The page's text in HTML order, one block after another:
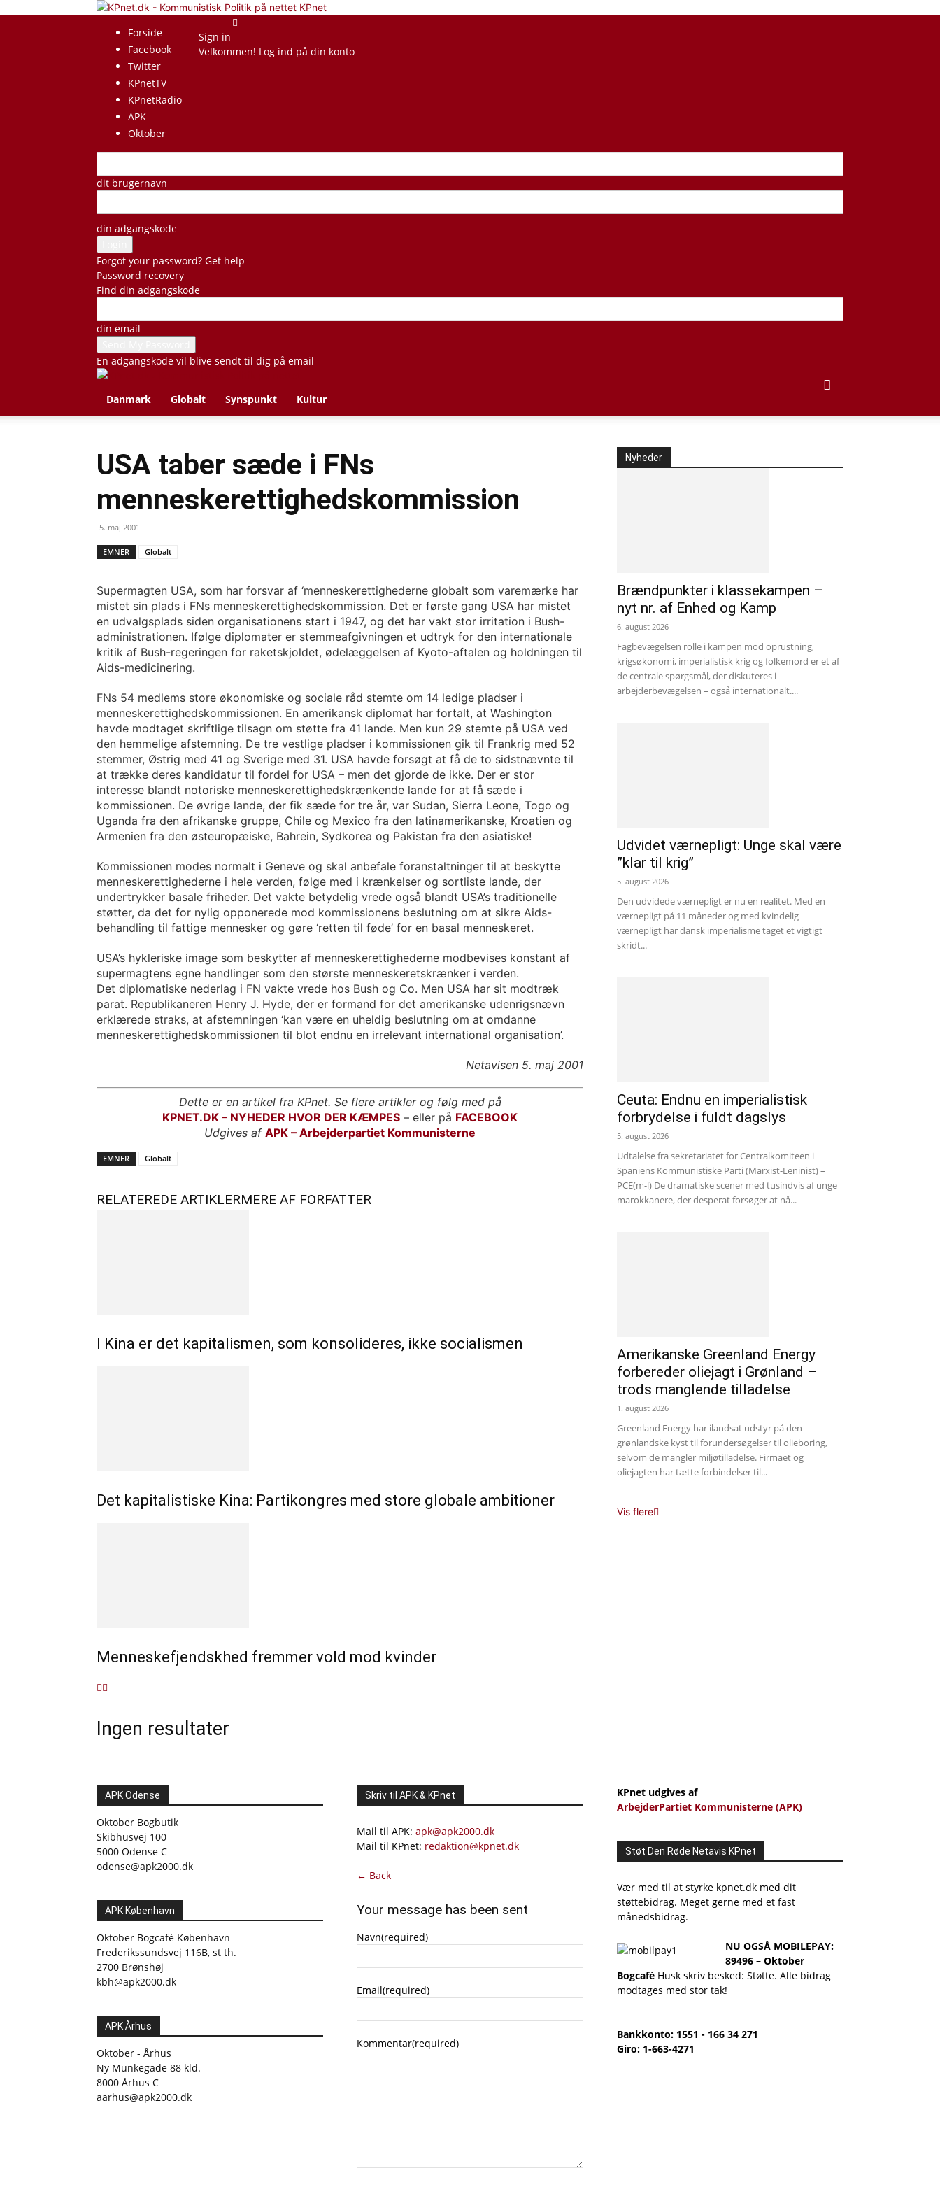
KPnet
Forside
Facebook
Twitter
KPnetTV
KPnetRadio
APK
Oktober
Sign in
Velkommen! Log ind på din konto
dit brugernavn
din adgangskode
Forgot your password? Get help
Password recovery
Find din adgangskode
din email
En adgangskode vil blive sendt til dig på email
Danmark Globalt Synspunkt Kultur
USA taber sæde i FNs
menneskerettighedskommission
5. maj 2001
EMNER Globalt
Supermagten USA, som har forsvar af ‘menneskerettighederne globalt som varemærke har
mistet sin plads i FNs menneskerettighedskommission. Det er første gang USA har mistet
en udvalgsplads siden organisationens start i 1947, og det har vakt stor irritation i Bush-
administrationen. Ifølge diplomater er stemmeafgivningen et udtryk for den internationale
kritik af Bush-regeringen for raketskjoldet, ødelæggelsen af Kyoto-aftalen og holdningen til
Aids-medicinering.
FNs 54 medlems store økonomiske og sociale råd stemte om 14 ledige pladser i
menneskerettighedskommissionen. En amerikansk diplomat har fortalt, at Washington
havde modtaget skriftlige tilsagn om støtte fra 41 lande. Men kun 29 stemte på USA ved
den hemmelige afstemning. De tre vestlige pladser i kommissionen gik til Frankrig med 52
stemmer, Østrig med 41 og Sverige med 31. USA havde forsøgt at få de to sidstnævnte til
at trække deres kandidatur til fordel for USA – men det gjorde de ikke. Der er stor
interesse blandt notoriske menneskerettighedskrænkende lande for at få sæde i
kommissionen. De øvrige lande, der fik sæde for tre år, var Sudan, Sierra Leone, Togo og
Uganda fra den afrikanske gruppe, Chile og Mexico fra den latinamerikanske, Kroatien og
Armenien fra den østeuropæiske, Bahrein, Sydkorea og Pakistan fra den asiatiske!
Kommissionen modes normalt i Geneve og skal anbefale foranstaltninger til at beskytte
menneskerettighederne i hele verden, følge med i krænkelser og sortliste lande, der
undertrykker basale friheder. Det vakte betydelig vrede også blandt USA’s traditionelle
støtter, da det for nylig opponerede mod kommissionens beslutning om at sikre Aids-
behandling til fattige mennesker og gøre ‘retten til føde’ for en basal menneskeret.
USA’s hykleriske image som beskytter af menneskerettighederne modbevises konstant af
supermagtens egne handlinger som den største menneskeretskrænker i verden.
Det diplomatiske nederlag i FN vakte vrede hos Bush og Co. Men USA har sit modtræk
parat. Republikaneren Henry J. Hyde, der er formand for det amerikanske udenrigsnævn
erklærede straks, at afstemningen ‘kan være en uheldig beslutning om at omdanne
menneskerettighedskommissionen til blot endnu en irrelevant international organisation’.
Netavisen 5. maj 2001
Dette er en artikel fra KPnet. Se flere artikler og følg med på
KPNET.DK – NYHEDER HVOR DER KÆMPES – eller på FACEBOOK
Udgives af APK – Arbejderpartiet Kommunisterne
EMNER Globalt
RELATEREDE ARTIKLERMERE AF FORFATTER
I Kina er det kapitalismen, som konsolideres, ikke socialismen
Det kapitalistiske Kina: Partikongres med store globale ambitioner
Menneskefjendskhed fremmer vold mod kvinder
Ingen resultater
Nyheder
Brændpunkter i klassekampen –
nyt nr. af Enhed og Kamp
6. august 2026
Fagbevægelsen rolle i kampen mod oprustning,
krigsøkonomi, imperialistisk krig og folkemord er et af
de centrale spørgsmål, der diskuteres i
arbejderbevægelsen – også internationalt....
Udvidet værnepligt: Unge skal være
”klar til krig”
5. august 2026
Den udvidede værnepligt er nu en realitet. Med en
værnepligt på 11 måneder og med kvindelig
værnepligt har dansk imperialisme taget et vigtigt
skridt...
Ceuta: Endnu en imperialistisk
forbrydelse i fuldt dagslys
5. august 2026
Udtalelse fra sekretariatet for Centralkomiteen i
Spaniens Kommunistiske Parti (Marxist-Leninist) –
PCE(m-l) De dramatiske scener med tusindvis af unge
marokkanere, der desperat forsøger at nå...
Amerikanske Greenland Energy
forbereder oliejagt i Grønland –
trods manglende tilladelse
1. august 2026
Greenland Energy har ilandsat udstyr på den
grønlandske kyst til forundersøgelser til olieboring,
selvom de mangler miljøtilladelse. Firmaet og
oliejagten har tætte forbindelser til...
Vis flere
APK Odense
Oktober Bogbutik
Skibhusvej 100
5000 Odense C
odense@apk2000.dk
APK København
Oktober Bogcafé København
Frederikssundsvej 116B, st th.
2700 Brønshøj
kbh@apk2000.dk
APK Århus
Oktober - Århus
Ny Munkegade 88 kld.
8000 Århus C
aarhus@apk2000.dk
Skriv til APK & KPnet
Mail til APK: apk@apk2000.dk
Mail til KPnet: redaktion@kpnet.dk
← Back
Your message has been sent
Navn(required)
Email(required)
Kommentar(required)
KPnet udgives af
ArbejderPartiet Kommunisterne (APK)
Støt Den Røde Netavis KPnet
Vær med til at styrke kpnet.dk med dit
støttebidrag. Meget gerne med et fast
månedsbidrag.
NU OGSÅ MOBILEPAY:
89496 – Oktober
Bogcafé Husk skriv besked: Støtte. Alle bidrag
modtages med stor tak!
Bankkonto: 1551 - 166 34 271
Giro: 1-663-4271